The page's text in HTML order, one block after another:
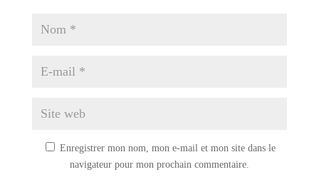
Enregistrer mon nom, mon e-mail et mon site dans le
navigateur pour mon prochain commentaire.